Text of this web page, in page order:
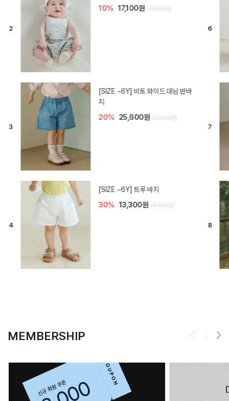
10% 17,100원 19,000원
[SIZE ~6Y] 라핀 카프리 팬츠
30%
엘로디 니트 아기 바지
20% 16,000원 20,000원
MEMBERSHIP